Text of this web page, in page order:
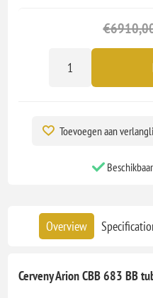
Toevoegen aan
Overview
Cerveny Arion CBB 683 BB